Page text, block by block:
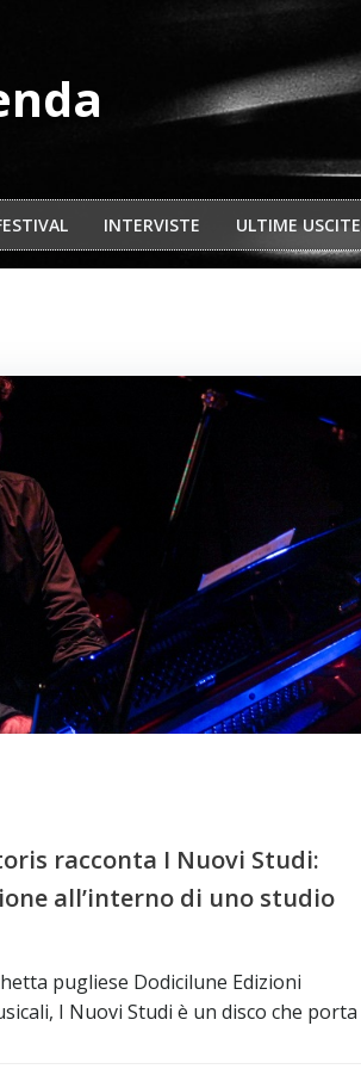
INTERVISTE ULTIME USCITE
racconta I Nuovi Studi:
all’interno di uno studio
pugliese Dodicilune Edizioni
I Nuovi Studi è un disco che porta